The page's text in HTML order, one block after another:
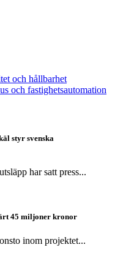
och hållbarhet
och fastighetsautomation
styr svenska
har satt press...
45 miljoner kronor
inom projektet...